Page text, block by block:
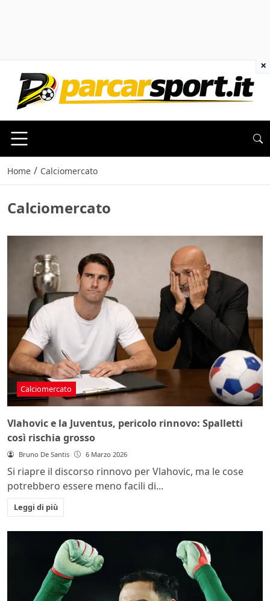
Home / Calciomercato
Calciomercato
Calciomercato
Vlahovic e la Juventus, pericolo rinnovo: Spalletti
così rischia grosso
Bruno De Santis 6 Marzo 2026
Si riapre il discorso rinnovo per Vlahovic, ma le cose
potrebbero essere meno facili di...
Leggi di più
×